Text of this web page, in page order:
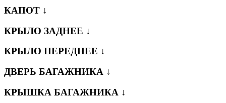
КАПОТ ↓
КРЫЛО ЗАДНЕЕ ↓
КРЫЛО ПЕРЕДНЕЕ ↓
ДВЕРЬ БАГАЖНИКА ↓
КРЫШКА БАГАЖНИКА ↓